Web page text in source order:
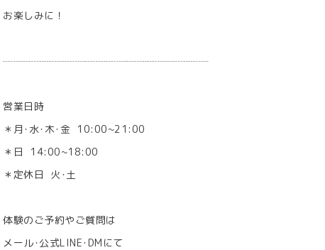
お楽しみに！
┈┈┈┈┈┈┈┈┈┈┈┈┈┈┈┈┈┈┈┈
営業日時
＊月･水･木･金 10:00~21:00
＊日 14:00~18:00
＊定休日 火･土
体験のご予約やご質問は
メール･公式LINE･DMにて